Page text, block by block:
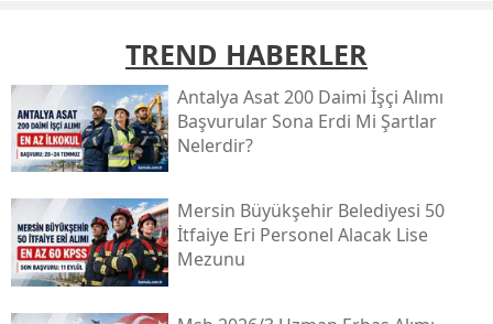
TREND HABERLER
Antalya Asat 200 Daimi İşçi Alımı
Başvurular Sona Erdi Mi Şartlar
Nelerdir?
Mersin Büyükşehir Belediyesi 50
İtfaiye Eri Personel Alacak Lise
Mezunu